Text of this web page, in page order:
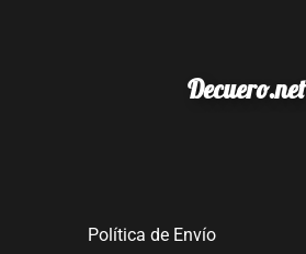
Decuero.net
Política de Envío